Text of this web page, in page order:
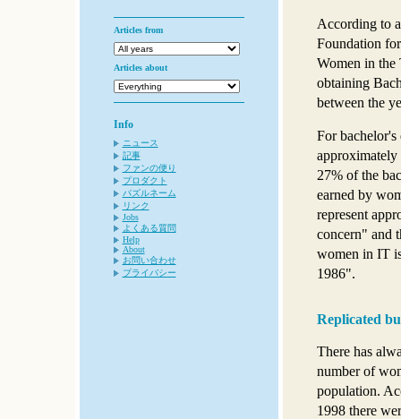
Articles from
Articles about
Info
ニュース
記事
ファンの便り
プロダクト
パズルネーム
リンク
Jobs
よくある質問
Help
About
お問い合わせ
プライバシー
According to
Foundation
Women in the
obtaining
between the
For bachelor's
approximately
27% of the
earned by
represent
concern" and
women in IT
1986".
Replicated
There has
number of
population.
1998 there